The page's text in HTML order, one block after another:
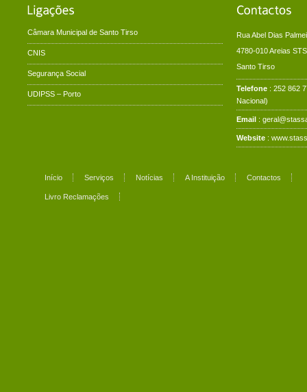
Câmara Municipal de Santo Tirso
CNIS
Segurança Social
UDIPSS – Porto
Rua Abel Dias
4780-010 Areias STS
Santo Tirso
Telefone : 252 862
Nacional)
Email :
Website :
Início Serviços Notícias A Instituição Contactos
Livro Reclamações